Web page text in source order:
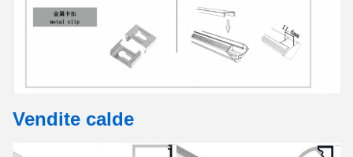
Vendite calde